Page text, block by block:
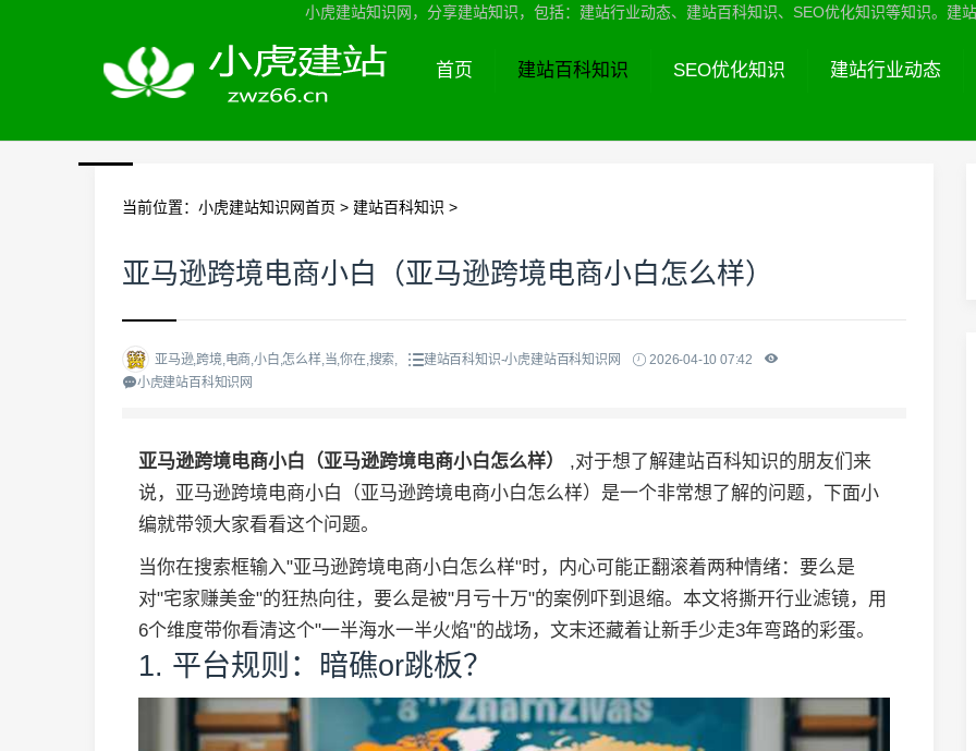
小虎建站知识网，分享建站知识，包括：建站行业动态、建站百科知识、SEO优化知识等知识。建
首页 建站百科知识 SEO优化知识 建站行业动态
当前位置： 小虎建站知识网首页 > 建站百科知识 >
亚马逊跨境电商小白（亚马逊跨境电商小白怎么样）
亚马逊,跨境,电商,小白,怎么样,当,你在,搜索, 建站百科知识-小虎建站百科知识网
2026-04-10 07:42
小虎建站百科知识网
亚马逊跨境电商小白（亚马逊跨境电商小白怎么样） ,对于想了解建站百科知识的朋友们来
说，亚马逊跨境电商小白（亚马逊跨境电商小白怎么样）是一个非常想了解的问题，下面小
编就带领大家看看这个问题。
当你在搜索框输入"亚马逊跨境电商小白怎么样"时，内心可能正翻滚着两种情绪：要么是
对"宅家赚美金"的狂热向往，要么是被"月亏十万"的案例吓到退缩。本文将撕开行业滤镜，用
6个维度带你看清这个"一半海水一半火焰"的战场，文末还藏着让新手少走3年弯路的彩蛋。
1. 平台规则：暗礁or跳板？